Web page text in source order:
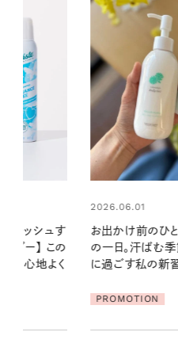
変わる、夏
ごきげん」
2026.06.01
真夏に向けて、
やりジェルと出合
地よくうるおう、
PROMOTION